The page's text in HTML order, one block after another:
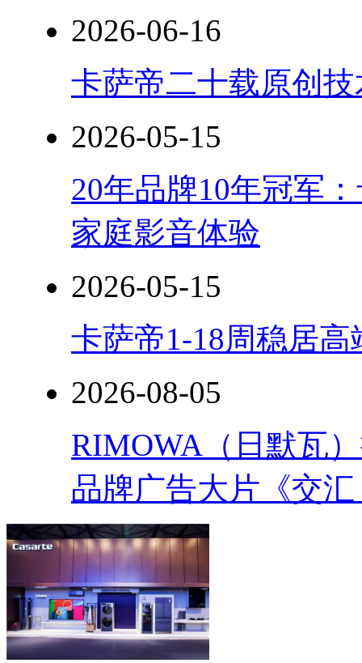
2026-06-16
卡萨帝二十载原创
2026-05-15
20年品牌10年冠军
家庭影音体验
2026-05-15
卡萨帝1-18周稳居
2026-08-05
RIMOWA（日默瓦
品牌广告大片《交